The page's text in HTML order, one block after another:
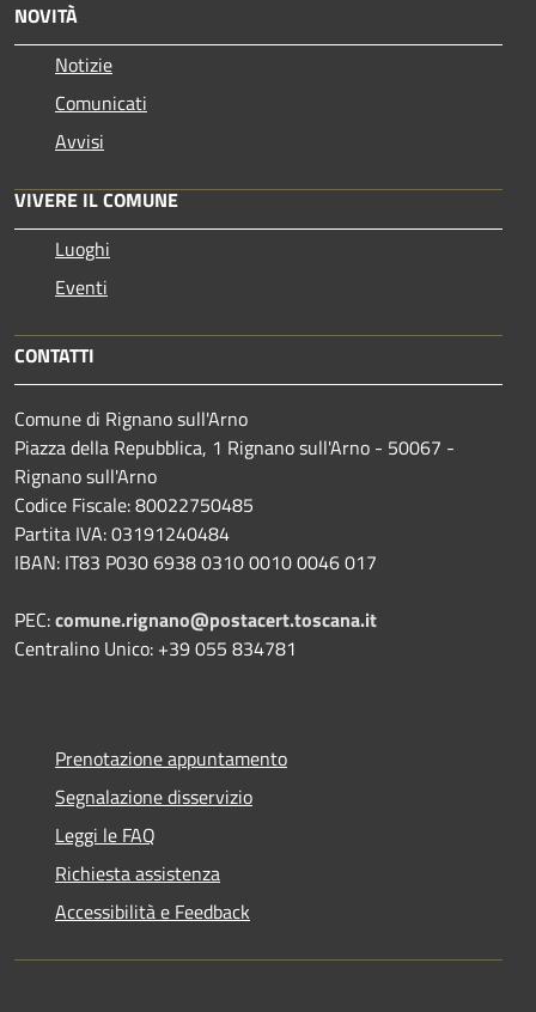
NOVITÀ
Notizie
Comunicati
Avvisi
VIVERE IL COMUNE
Luoghi
Eventi
CONTATTI
Comune di Rignano sull'Arno
Piazza della Repubblica, 1 Rignano sull'Arno - 50067 -
Rignano sull'Arno
Codice Fiscale: 80022750485
Partita IVA: 03191240484
IBAN: IT83 P030 6938 0310 0010 0046 017
PEC:comune.rignano@postacert.toscana.it
Centralino Unico: +39 055 834781
Prenotazione appuntamento
Segnalazione disservizio
Leggi le FAQ
Richiesta assistenza
Accessibilità e Feedback